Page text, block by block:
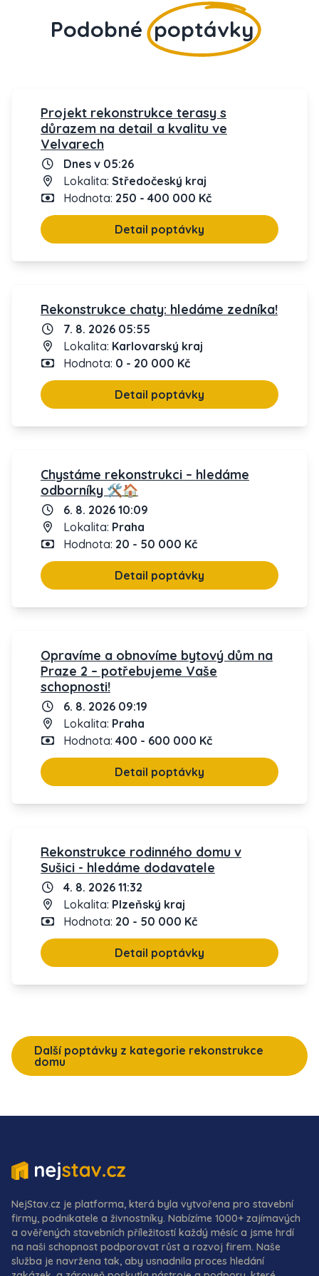
Podobné poptávky
Projekt rekonstrukce terasy s
důrazem na detail a kvalitu ve
Velvarech
Dnes v 05:26
Lokalita: Středočeský kraj
Hodnota: 250 - 400 000 Kč
Detail poptávky
Rekonstrukce chaty: hledáme zedníka!
7. 8. 2026 05:55
Lokalita: Karlovarský kraj
Hodnota: 0 - 20 000 Kč
Detail poptávky
Chystáme rekonstrukci – hledáme
odborníky 🛠️🏠
6. 8. 2026 10:09
Lokalita: Praha
Hodnota: 20 - 50 000 Kč
Detail poptávky
Opravíme a obnovíme bytový dům na
Praze 2 – potřebujeme Vaše
schopnosti!
6. 8. 2026 09:19
Lokalita: Praha
Hodnota: 400 - 600 000 Kč
Detail poptávky
Rekonstrukce rodinného domu v
Sušici - hledáme dodavatele
4. 8. 2026 11:32
Lokalita: Plzeňský kraj
Hodnota: 20 - 50 000 Kč
Detail poptávky
Další poptávky z kategorie rekonstrukce
domu
NejStav.cz je platforma, která byla vytvořena pro stavební
firmy, podnikatele a živnostníky. Nabízíme 1000+ zajímavých
a ověřených stavebních příležitostí každý měsíc a jsme hrdí
na naši schopnost podporovat růst a rozvoj firem. Naše
služba je navržena tak, aby usnadnila proces hledání